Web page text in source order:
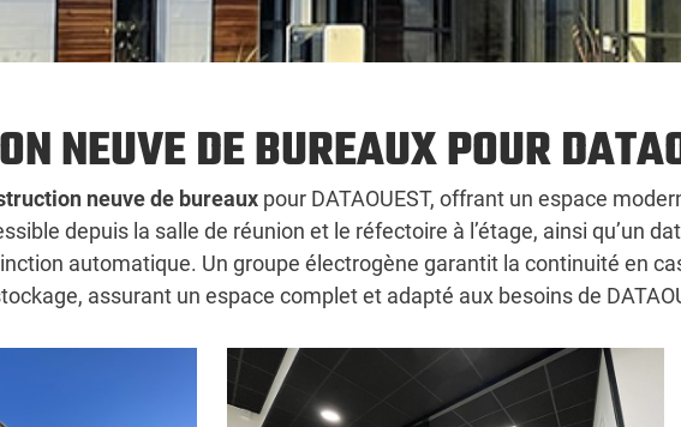
NEUVE DE BUREAUX POUR
neuve de bureaux pour DATAOUEST, offrant un espace
depuis la salle de réunion et le réfectoire à l’étage, ainsi qu’un
automatique. Un groupe électrogène garantit la continuité en
assurant un espace complet et adapté aux besoins de